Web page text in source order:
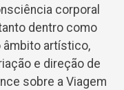
corporal
dentro como
âmbito artístico,
e direção de
sobre a Viagem